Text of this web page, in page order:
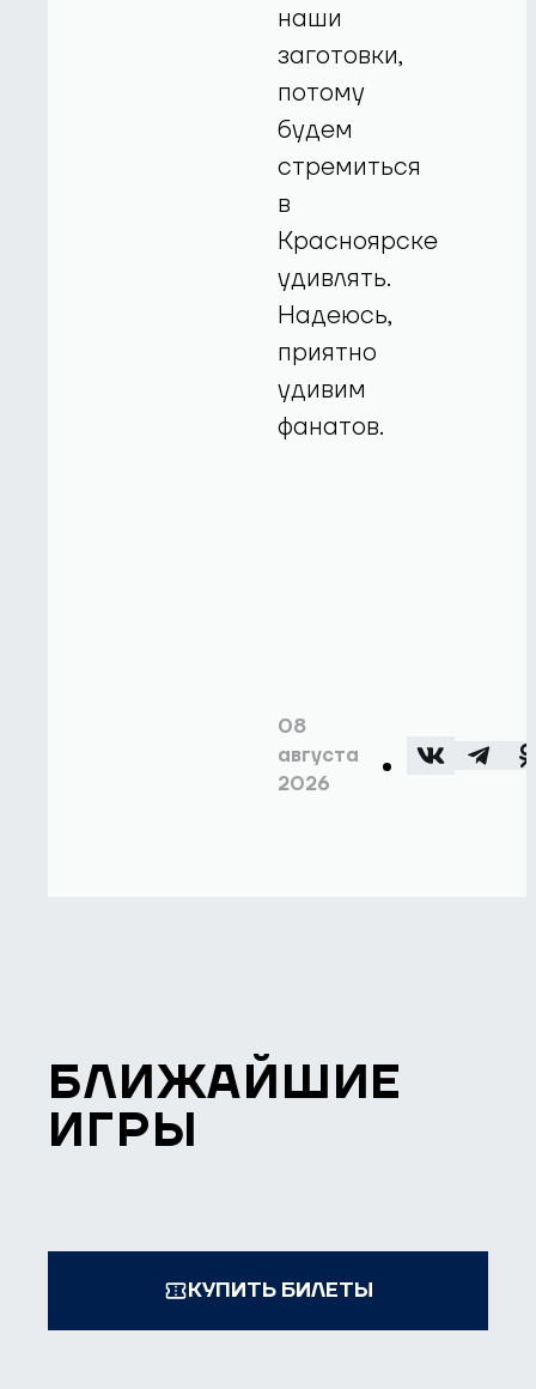
наши
заготовки,
потому
будем
стремиться
в
Красноярске
удивлять.
Надеюсь,
приятно
удивим
фанатов.
08
августа
2026
БЛИЖАЙШИЕ
ИГРЫ
КУПИТЬ БИЛЕТЫ